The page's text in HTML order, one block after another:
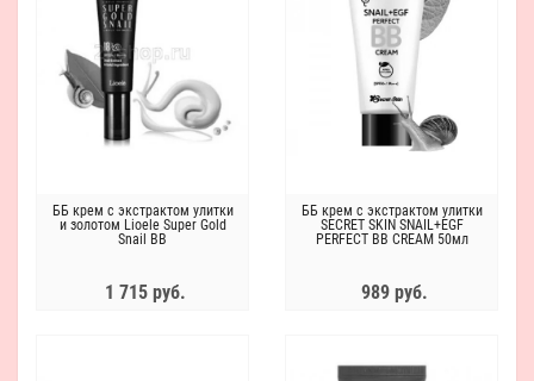
ББ крем с экстрактом улитки
и золотом Lioele Super Gold
Snail BB
1 715 руб.
ББ крем с экстрактом улитки
SECRET SKIN SNAIL+EGF
PERFECT BB CREAM 50мл
989 руб.